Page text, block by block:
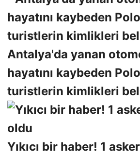
Antalya'da yanan
hayatını kaybeden
turistlerin kimlikleri
Yıkıcı bir haber! 1